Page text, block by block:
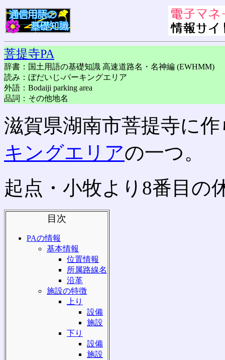
菩提寺PA
辞書：国土用語の基礎知識 高速道路名・名神編 (EWHMM)
読み：ぼだいじ-パーキングエリア
外語：Bodaiji parking area
品詞：その他地名
滋賀県湖南市菩提寺に
キングエリアの一つ。
起点・小牧より8番目の
目次
PAの情報
基本情報
位置情報
所属路線名
沿革
施設の特徴
上り
設備
施設
下り
設備
施設